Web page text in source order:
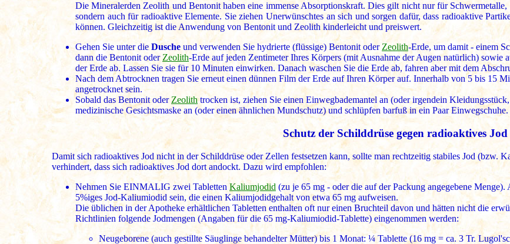
Die Mineralerden Zeolith und Bentonit haben eine immense Absorptionskraft. Dies gilt nicht nur für
sondern auch für radioaktive Elemente. Sie ziehen Unerwünschtes an sich und sorgen dafür, dass radioaktive
können. Gleichzeitig ist die Anwendung von Bentonit und Zeolith kinderleicht und preiswert.
Gehen Sie unter dieDusche und verwenden Sie hydrierte (flüssige) Bentonit oder Zeolith-Erde, um damit - einem
dann die Bentonit oder Zeolith-Erde auf jeden Zentimeter Ihres Körpers (mit Ausnahme der Augen natürlich)
der Erde ab. Lassen Sie sie für 10 Minuten einwirken. Danach waschen Sie die Erde ab, fahren aber mit dem
Nach dem Abtrocknen tragen Sie erneut einen dünnen Film der Erde auf Ihren Körper auf. Innerhalb von 5 bis 15
angetrocknet sein.
Sobald das Bentonit oder Zeolithtrocken ist, ziehen Sie einen Einwegbademantel an (oder irgendein
medizinische Gesichtsmaske an (oder einen ähnlichen Mundschutz) und schlüpfen barfuß in ein Paar Einwegschuhe.
Schutz der Schilddrüse gegen radioaktives Jod
Damit sich radioaktives Jod nicht in der Schilddrüse oder Zellen festsetzen kann, sollte man rechtzeitig stabiles Jod (bzw.
verhindert, dass sich radioaktives Jod dort andockt. Dazu wird empfohlen:
Nehmen Sie EINMALIG zwei TablettenKaliumjodid (zu je 65 mg - oder die auf der Packung angegebene
5%iges Jod-Kaliumiodid sein, die einen Kaliumjodidgehalt von etwa 65 mg aufweisen.
Die üblichen in der Apotheke erhältlichen Tabletten enthalten oft nur einen Bruchteil davon und hätten nicht die
Richtlinien folgende Jodmengen (Angaben für die 65 mg-Kaliumiodid-Tablette) eingenommen werden:
Neugeborene (auch gestillte Säuglinge behandelter Mütter) bis 1 Monat: ¼ Tablette (16 mg = ca. 3 Tr.